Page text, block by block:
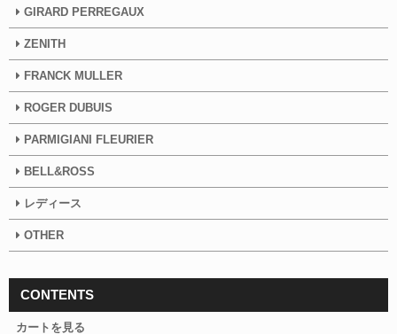
GIRARD PERREGAUX
ZENITH
FRANCK MULLER
ROGER DUBUIS
PARMIGIANI FLEURIER
BELL&ROSS
レディース
OTHER
CONTENTS
カートを見る